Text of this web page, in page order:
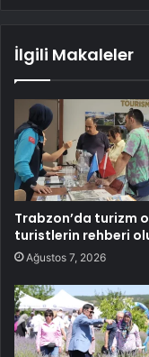
İlgili Makaleler
Trabzon’da turizm
turistlerin rehberi
Ağustos 7, 2026